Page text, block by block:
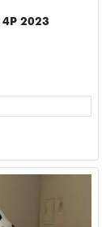
4P 2023